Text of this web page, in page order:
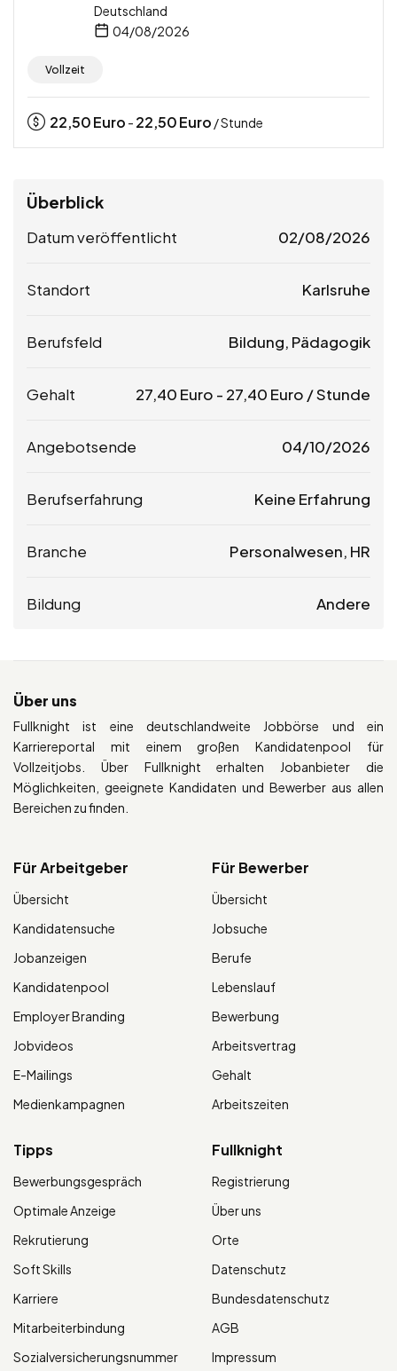
Deutschland
04/08/2026
Vollzeit
22,50Euro - 22,50Euro / Stunde
Überblick
Datum veröffentlicht 02/08/2026
Standort Karlsruhe
Berufsfeld Bildung, Pädagogik
Gehalt 27,40 Euro - 27,40 Euro / Stunde
Angebotsende 04/10/2026
Berufserfahrung Keine Erfahrung
Branche Personalwesen, HR
Bildung Andere
Über uns
Fullknight ist eine deutschlandweite Jobbörse und ein
Karriereportal mit einem großen Kandidatenpool für
Vollzeitjobs. Über Fullknight erhalten Jobanbieter die
Möglichkeiten, geeignete Kandidaten und Bewerber aus allen
Bereichen zu finden.
Für Arbeitgeber
Übersicht
Kandidatensuche
Jobanzeigen
Kandidatenpool
Employer Branding
Jobvideos
E-Mailings
Medienkampagnen
Für Bewerber
Übersicht
Jobsuche
Berufe
Lebenslauf
Bewerbung
Arbeitsvertrag
Gehalt
Arbeitszeiten
Tipps
Bewerbungsgespräch
Optimale Anzeige
Rekrutierung
Soft Skills
Karriere
Mitarbeiterbindung
Sozialversicherungsnummer
Fullknight
Registrierung
Über uns
Orte
Datenschutz
Bundesdatenschutz
AGB
Impressum